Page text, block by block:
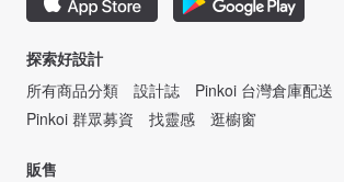
探索好設計
所有商品分類
設計誌 Pinkoi 台灣倉庫配送
Pinkoi 群眾募資
找靈感 逛櫥窗
販售